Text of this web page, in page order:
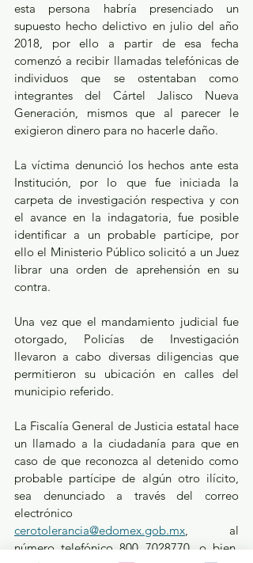
esta persona habría presenciado un
supuesto hecho delictivo en julio del año
2018, por ello a partir de esa fecha
comenzó a recibir llamadas telefónicas de
individuos que se ostentaban como
integrantes del Cártel Jalisco Nueva
Generación, mismos que al parecer le
exigieron dinero para no hacerle daño.
La víctima denunció los hechos ante esta
Institución, por lo que fue iniciada la
carpeta de investigación respectiva y con
el avance en la indagatoria, fue posible
identificar a un probable partícipe, por
ello el Ministerio Público solicitó a un Juez
librar una orden de aprehensión en su
contra.
Una vez que el mandamiento judicial fue
otorgado, Policías de Investigación
llevaron a cabo diversas diligencias que
permitieron su ubicación en calles del
municipio referido.
La Fiscalía General de Justicia estatal hace
un llamado a la ciudadanía para que en
caso de que reconozca al detenido como
probable partícipe de algún otro ilícito,
sea denunciado a través del correo
cerotolerancia@edomex.gob.mx, al
número telefónico 800 7028770, o bien,